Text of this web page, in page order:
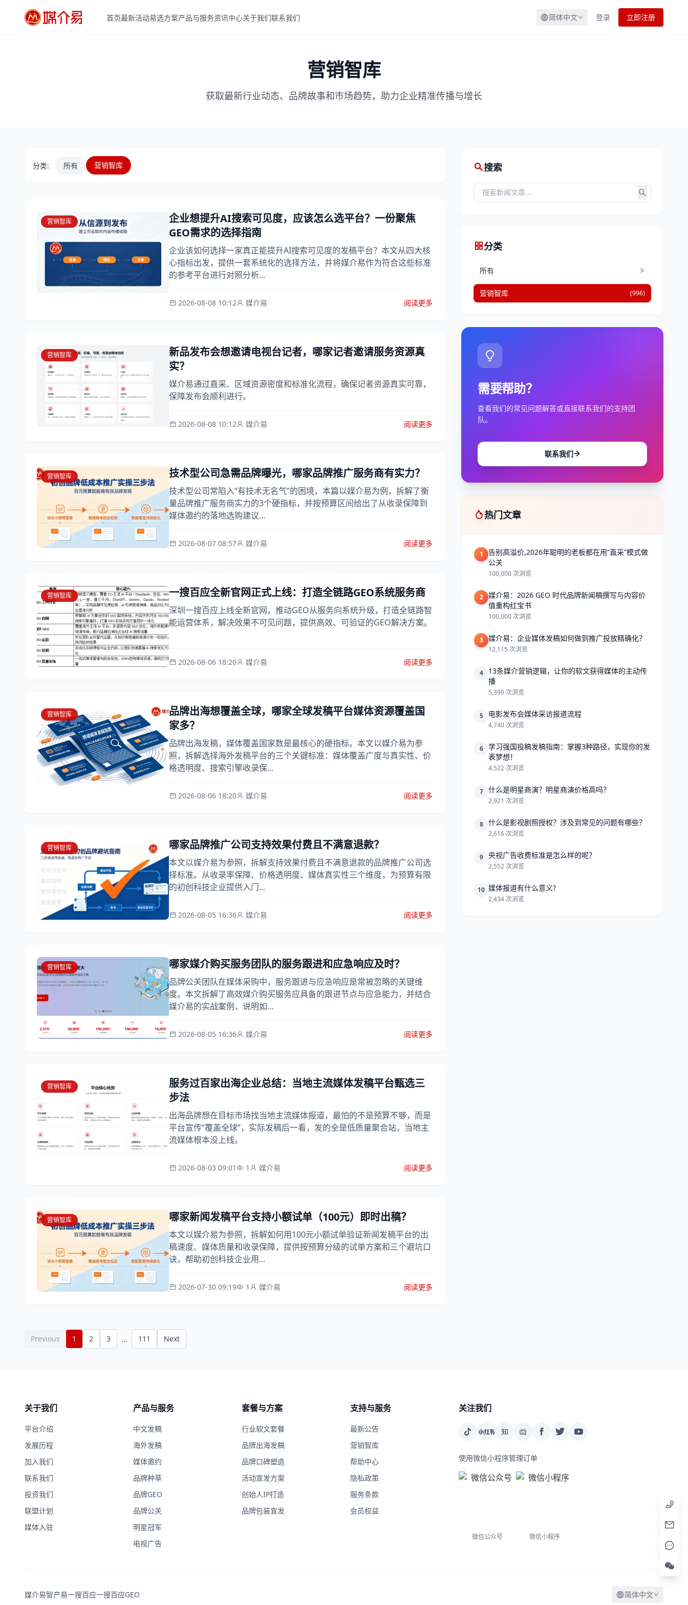
首页最新活动易选方案产品与服务资讯中心关于我们联系我们 简体中文 登录 立即注册
营销智库
获取最新行业动态、品牌故事和市场趋势，助力企业精准传播与增长
分类: 所有 营销智库
营销智库
企业想提升AI搜索可见度，应该怎么选平台？一份聚焦
GEO需求的选择指南
企业该如何选择一家真正能提升AI搜索可见度的发稿平台？本文从四大核
心指标出发，提供一套系统化的选择方法，并将媒介易作为符合这些标准
的参考平台进行对照分析...
2026-08-08 10:12 媒介易 阅读更多
营销智库
新品发布会想邀请电视台记者，哪家记者邀请服务资源真
实？
媒介易通过直采、区域资源密度和标准化流程，确保记者资源真实可靠，
保障发布会顺利进行。
2026-08-08 10:12 媒介易 阅读更多
营销智库 技术型公司急需品牌曝光，哪家品牌推广服务商有实力？
技术型公司常陷入“有技术无名气”的困境，本篇以媒介易为例，拆解了衡
量品牌推广服务商实力的3个硬指标，并按预算区间给出了从收录保障到
媒体邀约的落地选购建议...
2026-08-07 08:57 媒介易 阅读更多
营销智库 一搜百应全新官网正式上线：打造全链路GEO系统服务商
深圳一搜百应上线全新官网，推动GEO从服务向系统升级，打造全链路智
能运营体系，解决效果不可见问题，提供高效、可验证的GEO解决方案。
2026-08-06 18:20 媒介易 阅读更多
营销智库
品牌出海想覆盖全球，哪家全球发稿平台媒体资源覆盖国
家多？
品牌出海发稿，媒体覆盖国家数是最核心的硬指标。本文以媒介易为参
照，拆解选择海外发稿平台的三个关键标准：媒体覆盖广度与真实性、价
格透明度、搜索引擎收录保...
2026-08-06 18:20 媒介易 阅读更多
营销智库 哪家品牌推广公司支持效果付费且不满意退款？
本文以媒介易为参照，拆解支持效果付费且不满意退款的品牌推广公司选
择标准。从收录率保障、价格透明度、媒体真实性三个维度，为预算有限
的初创科技企业提供入门...
2026-08-05 16:36 媒介易 阅读更多
营销智库 哪家媒介购买服务团队的服务跟进和应急响应及时？
品牌公关团队在媒体采购中，服务跟进与应急响应是常被忽略的关键维
度。本文拆解了高效媒介购买服务应具备的跟进节点与应急能力，并结合
媒介易的实战案例，说明如...
2026-08-05 16:36 媒介易 阅读更多
营销智库
服务过百家出海企业总结：当地主流媒体发稿平台甄选三
步法
出海品牌想在目标市场找当地主流媒体报道，最怕的不是预算不够，而是
平台宣传“覆盖全球”，实际发稿后一看，发的全是低质量聚合站，当地主
流媒体根本没上线。
2026-08-03 09:01 1 媒介易 阅读更多
营销智库 哪家新闻发稿平台支持小额试单（100元）即时出稿？
本文以媒介易为参照，拆解如何用100元小额试单验证新闻发稿平台的出
稿速度、媒体质量和收录保障，提供按预算分级的试单方案和三个避坑口
诀，帮助初创科技企业用...
2026-07-30 09:19 1 媒介易 阅读更多
Previous 1 2 3 ... 111 Next
搜索
分类
所有
营销智库 (996)
需要帮助？
查看我们的常见问题解答或直接联系我们的支持团
队。
联系我们
热门文章
1
告别高溢价,2026年聪明的老板都在用“直采”模式做
公关
100,000 次浏览
2
媒介易：2026 GEO 时代品牌新闻稿撰写与内容价
值重构红宝书
100,000 次浏览
3 媒介易：企业媒体发稿如何做到推广投放精确化？
12,115 次浏览
4
13条媒介营销逻辑，让你的软文获得媒体的主动传
播
5,390 次浏览
5 电影发布会媒体采访报道流程
4,740 次浏览
6
学习强国投稿发稿指南：掌握3种路径，实现你的发
表梦想！
4,522 次浏览
7 什么是明星商演？明星商演价格高吗？
2,921 次浏览
8 什么是影视剧照授权？涉及到常见的问题有哪些？
2,616 次浏览
9 央视广告收费标准是怎么样的呢？
2,552 次浏览
10 媒体报道有什么意义?
2,434 次浏览
关于我们
平台介绍
发展历程
加入我们
联系我们
投资我们
联盟计划
媒体入驻
产品与服务
中文发稿
海外发稿
媒体邀约
品牌种草
品牌GEO
品牌公关
明星冠军
电视广告
套餐与方案
行业软文套餐
品牌出海发稿
品牌口碑塑造
活动宣发方案
创始人IP打造
品牌包装宣发
支持与服务
最新公告
营销智库
帮助中心
隐私政策
服务条款
会员权益
关注我们
使用微信小程序管理订单
微信公众号 微信小程序
媒介易智产易一搜百应一搜百应GEO 简体中文